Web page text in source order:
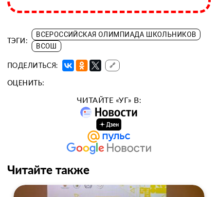
ТЭГИ:
ВСЕРОССИЙСКАЯ ОЛИМПИАДА ШКОЛЬНИКОВ
ВСОШ
ПОДЕЛИТЬСЯ: 🔗
ОЦЕНИТЬ:
ЧИТАЙТЕ «УГ» В:
Читайте также